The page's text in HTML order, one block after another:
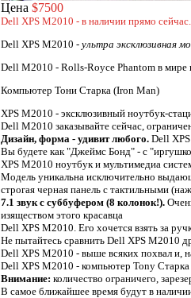
Цена $7500
Dell XPS M2010 - в наличии прямо
Dell XPS M2010 - ультра эксклюзивная
Dell M2010 - Rolls-Royce Phantom в мире
Компьютер Тони Старка (Iron Man)
XPS M2010 - эксклюзивный ноутбук-
Dell M2010 заказывайте сейчас,
Дизайн, форма - удивит любого. Dell
Вы будете как "Джеймс Бонд" - с
XPS M2010 ноутбук и мультимедиа
Модель уникальна исключительно
строгая черная панель с тактильными
7.1 звук с суббуфером (8 колонок!).
изяществом этого красавца
Dell XPS M2010. Его хочется взять за
Не пытайтесь сравнить Dell XPS M2010
Dell XPS M2010 - выше всяких похвал и,
Dell XPS M2010 - компьютер Tony
Внимание: количество ограничего,
В самое ближайшее время будут в